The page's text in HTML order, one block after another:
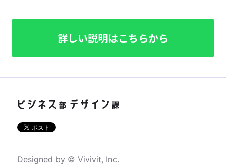
詳しい説明はこちらから
Designed by © Vivivit, Inc.